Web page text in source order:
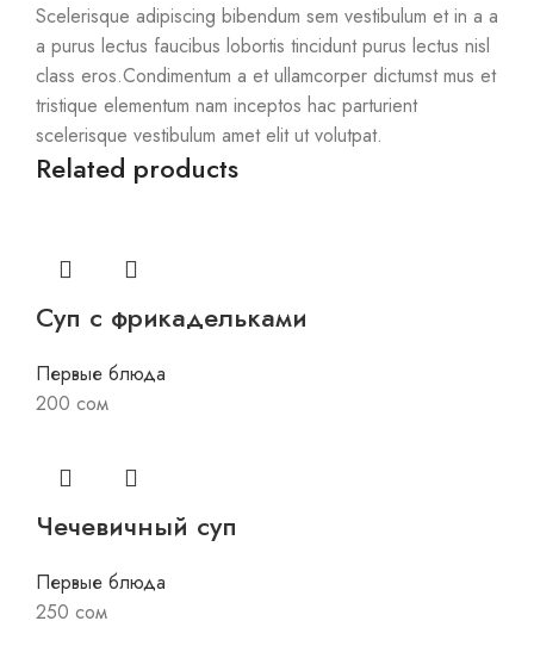
Scelerisque adipiscing bibendum sem vestibulum et in a a
a purus lectus faucibus lobortis tincidunt purus lectus nisl
class eros.Condimentum a et ullamcorper dictumst mus et
tristique elementum nam inceptos hac parturient
scelerisque vestibulum amet elit ut volutpat.
Related products
Суп с фрикадельками
Первые блюда
200 сом
Чечевичный суп
Первые блюда
250 сом